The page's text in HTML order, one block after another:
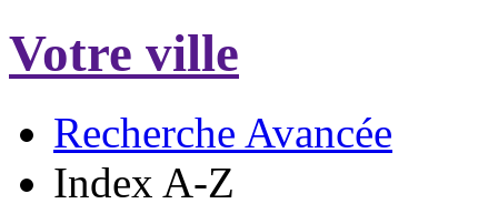
Votre ville
Recherche Avancée
Index A-Z